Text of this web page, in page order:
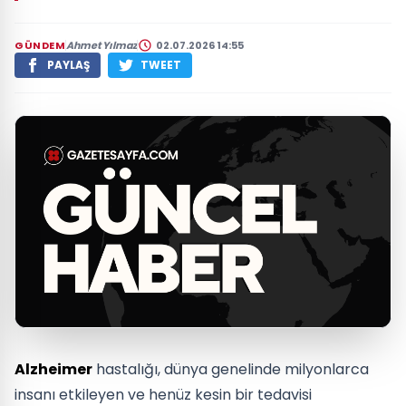
GÜNDEMAhmet Yılmaz 02.07.2026 14:55
PAYLAŞ TWEET
Alzheimer hastalığı, dünya genelinde milyonlarca
insanı etkileyen ve henüz kesin bir tedavisi